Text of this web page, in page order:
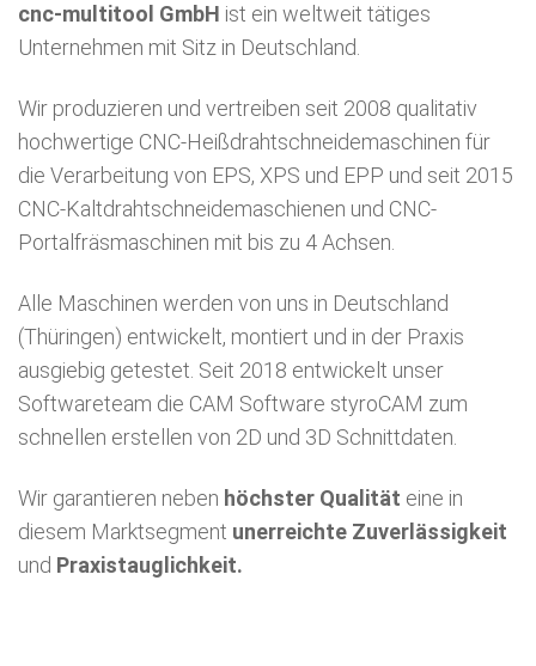
cnc-multitool GmbH ist ein weltweit tätiges
Unternehmen mit Sitz in Deutschland.
Wir produzieren und vertreiben seit 2008 qualitativ
hochwertige CNC-Heißdrahtschneidemaschinen für
die Verarbeitung von EPS, XPS und EPP und seit 2015
CNC-Kaltdrahtschneidemaschienen und CNC-
Portalfräsmaschinen mit bis zu 4 Achsen.
Alle Maschinen werden von uns in Deutschland
(Thüringen) entwickelt, montiert und in der Praxis
ausgiebig getestet. Seit 2018 entwickelt unser
Softwareteam die CAM Software styroCAM zum
schnellen erstellen von 2D und 3D Schnittdaten.
Wir garantieren neben höchster Qualität eine in
diesem Marktsegment unerreichte Zuverlässigkeit
und Praxistauglichkeit.